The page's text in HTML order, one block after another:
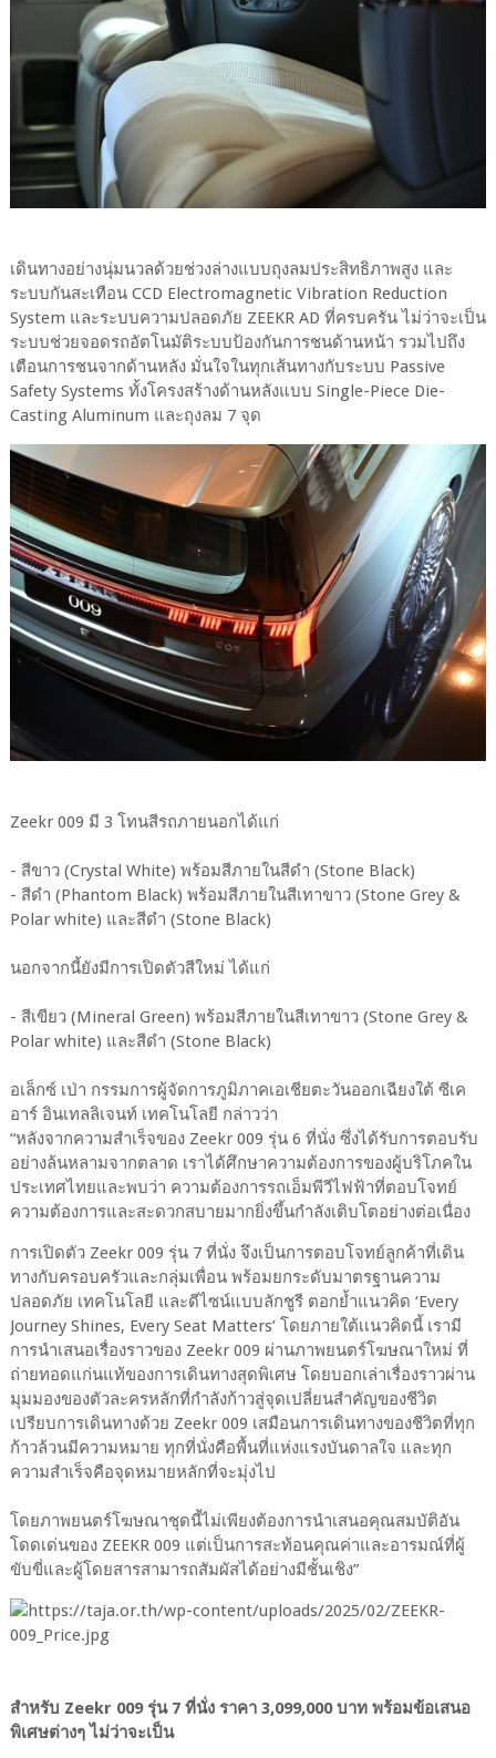
เดินทางอย่างนุ่มนวลด้วยช่วงล่างแบบถุงลมประสิทธิภาพสูง และ
ระบบกันสะเทือน CCD Electromagnetic Vibration Reduction
System และระบบความปลอดภัย ZEEKR AD ที่ครบครัน ไม่ว่าจะเป็น
ระบบช่วยจอดรถอัตโนมัติระบบป้องกันการชนด้านหน้า รวมไปถึง
เตือนการชนจากด้านหลัง มั่นใจในทุกเส้นทางกับระบบ Passive
Safety Systems ทั้งโครงสร้างด้านหลังแบบ Single-Piece Die-
Casting Aluminum และถุงลม 7 จุด
Zeekr 009 มี 3 โทนสีรถภายนอกได้แก่
- สีขาว (Crystal White) พร้อมสีภายในสีดำ (Stone Black)
- สีดำ (Phantom Black) พร้อมสีภายในสีเทาขาว (Stone Grey &
Polar white) และสีดำ (Stone Black)
นอกจากนี้ยังมีการเปิดตัวสีใหม่ ได้แก่
- สีเขียว (Mineral Green) พร้อมสีภายในสีเทาขาว (Stone Grey &
Polar white) และสีดำ (Stone Black)
อเล็กซ์ เป่า กรรมการผู้จัดการภูมิภาคเอเชียตะวันออกเฉียงใต้ ซีเค
อาร์ อินเทลลิเจนท์ เทคโนโลยี กล่าวว่า
“หลังจากความสำเร็จของ Zeekr 009 รุ่น 6 ที่นั่ง ซึ่งได้รับการตอบรับ
อย่างล้นหลามจากตลาด เราได้ศึกษาความต้องการของผู้บริโภคใน
ประเทศไทยและพบว่า ความต้องการรถเอ็มพีวีไฟฟ้าที่ตอบโจทย์
ความต้องการและสะดวกสบายมากยิ่งขึ้นกำลังเติบโตอย่างต่อเนื่อง
การเปิดตัว Zeekr 009 รุ่น 7 ที่นั่ง จึงเป็นการตอบโจทย์ลูกค้าที่เดิน
ทางกับครอบครัวและกลุ่มเพื่อน พร้อมยกระดับมาตรฐานความ
ปลอดภัย เทคโนโลยี และดีไซน์แบบลักชูรี ตอกย้ำแนวคิด ‘Every
Journey Shines, Every Seat Matters’ โดยภายใต้เเนวคิดนี้ เรามี
การนำเสนอเรื่องราวของ Zeekr 009 ผ่านภาพยนตร์โฆษณาใหม่ ที่
ถ่ายทอดแก่นแท้ของการเดินทางสุดพิเศษ โดยบอกเล่าเรื่องราวผ่าน
มุมมองของตัวละครหลักที่กำลังก้าวสู่จุดเปลี่ยนสำคัญของชีวิต
เปรียบการเดินทางด้วย Zeekr 009 เสมือนการเดินทางของชีวิตที่ทุก
ก้าวล้วนมีความหมาย ทุกที่นั่งคือพื้นที่แห่งแรงบันดาลใจ และทุก
ความสำเร็จคือจุดหมายหลักที่จะมุ่งไป
โดยภาพยนตร์โฆษณาชุดนี้ไม่เพียงต้องการนำเสนอคุณสมบัติอัน
โดดเด่นของ ZEEKR 009 แต่เป็นการสะท้อนคุณค่าและอารมณ์ที่ผู้
ขับขี่และผู้โดยสารสามารถสัมผัสได้อย่างมีชั้นเชิง”
สำหรับ Zeekr 009 รุ่น 7 ที่นั่ง ราคา 3,099,000 บาท พร้อมข้อเสนอ
พิเศษต่างๆ ไม่ว่าจะเป็น